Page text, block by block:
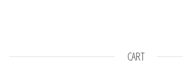
CART